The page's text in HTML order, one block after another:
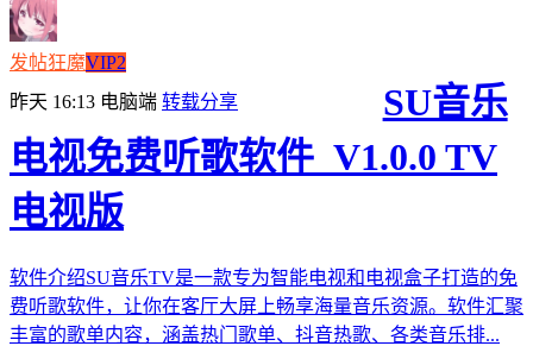
发帖狂魔VIP2
昨天 16:13 电脑端 转载分享
SU音乐
电视免费听歌软件_V1.0.0 TV
电视版
软件介绍SU音乐TV是一款专为智能电视和电视盒子打造的免
费听歌软件，让你在客厅大屏上畅享海量音乐资源。软件汇聚
丰富的歌单内容，涵盖热门歌单、抖音热歌、各类音乐排...